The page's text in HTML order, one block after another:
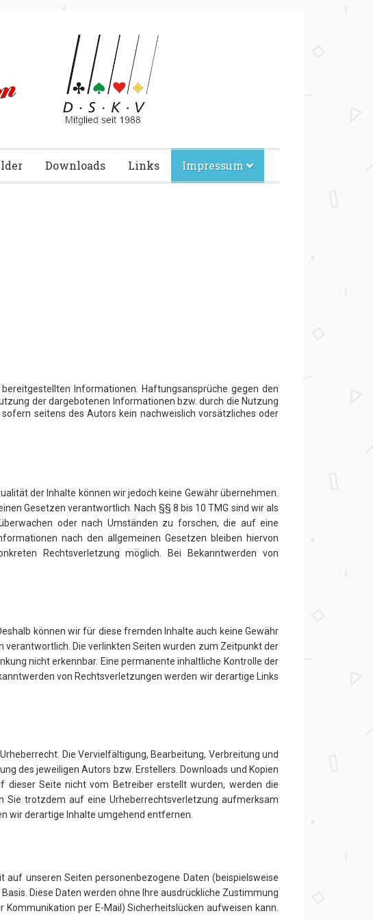
Downloads Links Impressum
Informationen. Haftungsansprüche gegen den
der dargebotenen Informationen bzw. durch die Nutzung
seitens des Autors kein nachweislich vorsätzliches oder
der Inhalte können wir jedoch keine Gewähr übernehmen.
Gesetzen verantwortlich. Nach §§ 8 bis 10 TMG sind wir als
oder nach Umständen zu forschen, die auf eine
nach den allgemeinen Gesetzen bleiben hiervon
Rechtsverletzung möglich. Bei Bekanntwerden von
können wir für diese fremden Inhalte auch keine Gewähr
Die verlinkten Seiten wurden zum Zeitpunkt der
nicht erkennbar. Eine permanente inhaltliche Kontrolle der
von Rechtsverletzungen werden wir derartige Links
Die Vervielfältigung, Bearbeitung, Verbreitung und
des jeweiligen Autors bzw. Erstellers. Downloads und Kopien
Seite nicht vom Betreiber erstellt wurden, werden die
Sie trotzdem auf eine Urheberrechtsverletzung aufmerksam
wir derartige Inhalte umgehend entfernen.
auf unseren Seiten personenbezogene Daten (beispielsweise
Diese Daten werden ohne Ihre ausdrückliche Zustimmung
per E-Mail) Sicherheitslücken aufweisen kann.